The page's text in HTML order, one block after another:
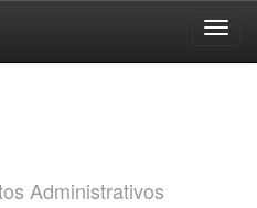
Administrativos